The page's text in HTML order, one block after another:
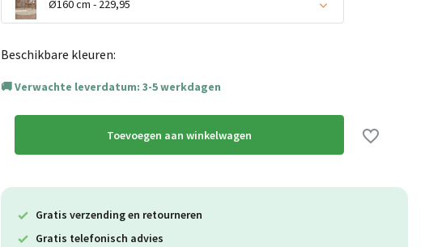
Ø160 cm - 229,95
Beschikbare kleuren:
Verwachte leverdatum: 3-5 werkdagen
Toevoegen aan winkelwagen
Gratis verzending en retourneren
Gratis telefonisch advies